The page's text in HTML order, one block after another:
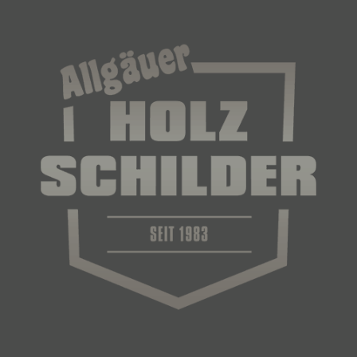
Empfänger ist eine natürliche oder juristische
Person, Behörde, Einrichtung oder andere Stelle,
der personenbezogene Daten offengelegt werden,
unabhängig davon, ob es sich bei ihr um einen
Dritten handelt oder nicht. Behörden, die im
Rahmen eines bestimmten Untersuchungsauftrags
nach dem Unionsrecht oder dem Recht der
Mitgliedstaaten möglicherweise
personenbezogene Daten erhalten, gelten jedoch
nicht als Empfänger.
Dritter ist eine natürliche oder juristische Person,
Behörde, Einrichtung oder andere Stelle außer der